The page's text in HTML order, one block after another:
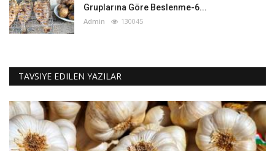
Gruplarına Göre Beslenme-6...
Admin 130045
TAVSIYE EDILEN YAZILAR